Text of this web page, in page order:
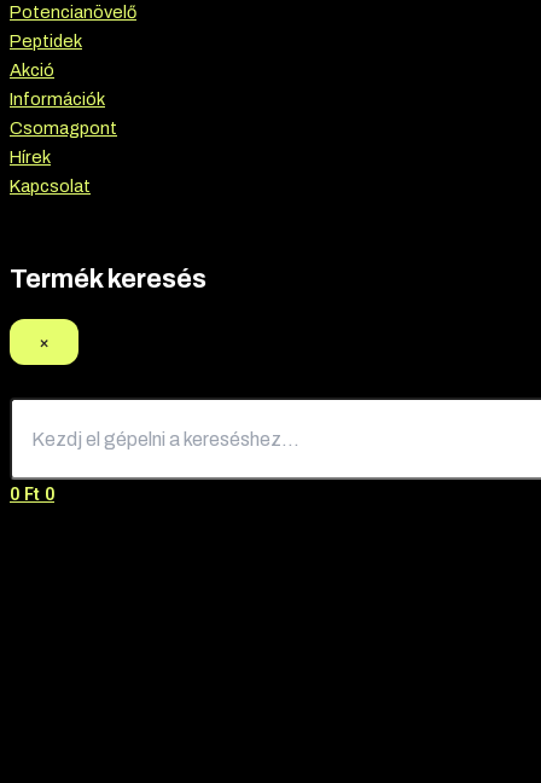
Potencianövelő
Peptidek
Akció
Információk
Csomagpont
Hírek
Kapcsolat
Termék keresés
×
0 Ft 0